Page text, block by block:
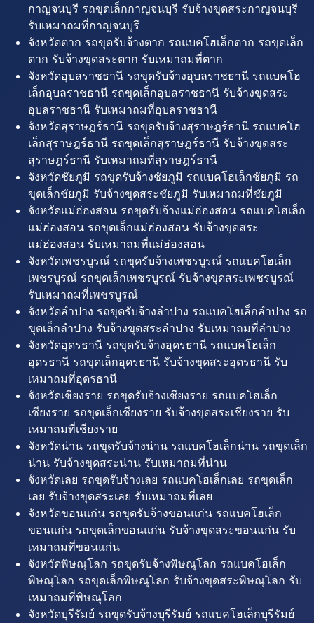
กาญจนบุรี รถขุดเล็กกาญจนบุรี รับจ้างขุดสระกาญจนบุรี
รับเหมาถมที่กาญจนบุรี
จังหวัดตาก รถขุดรับจ้างตาก รถแบคโฮเล็กตาก รถขุดเล็ก
ตาก รับจ้างขุดสระตาก รับเหมาถมที่ตาก
จังหวัดอุบลราชธานี รถขุดรับจ้างอุบลราชธานี รถแบคโฮ
เล็กอุบลราชธานี รถขุดเล็กอุบลราชธานี รับจ้างขุดสระ
อุบลราชธานี รับเหมาถมที่อุบลราชธานี
จังหวัดสุราษฎร์ธานี รถขุดรับจ้างสุราษฎร์ธานี รถแบคโฮ
เล็กสุราษฎร์ธานี รถขุดเล็กสุราษฎร์ธานี รับจ้างขุดสระ
สุราษฎร์ธานี รับเหมาถมที่สุราษฎร์ธานี
จังหวัดชัยภูมิ รถขุดรับจ้างชัยภูมิ รถแบคโฮเล็กชัยภูมิ รถ
ขุดเล็กชัยภูมิ รับจ้างขุดสระชัยภูมิ รับเหมาถมที่ชัยภูมิ
จังหวัดแม่ฮ่องสอน รถขุดรับจ้างแม่ฮ่องสอน รถแบคโฮเล็ก
แม่ฮ่องสอน รถขุดเล็กแม่ฮ่องสอน รับจ้างขุดสระ
แม่ฮ่องสอน รับเหมาถมที่แม่ฮ่องสอน
จังหวัดเพชรบูรณ์ รถขุดรับจ้างเพชรบูรณ์ รถแบคโฮเล็ก
เพชรบูรณ์ รถขุดเล็กเพชรบูรณ์ รับจ้างขุดสระเพชรบูรณ์
รับเหมาถมที่เพชรบูรณ์
จังหวัดลำปาง รถขุดรับจ้างลำปาง รถแบคโฮเล็กลำปาง รถ
ขุดเล็กลำปาง รับจ้างขุดสระลำปาง รับเหมาถมที่ลำปาง
จังหวัดอุดรธานี รถขุดรับจ้างอุดรธานี รถแบคโฮเล็ก
อุดรธานี รถขุดเล็กอุดรธานี รับจ้างขุดสระอุดรธานี รับ
เหมาถมที่อุดรธานี
จังหวัดเชียงราย รถขุดรับจ้างเชียงราย รถแบคโฮเล็ก
เชียงราย รถขุดเล็กเชียงราย รับจ้างขุดสระเชียงราย รับ
เหมาถมที่เชียงราย
จังหวัดน่าน รถขุดรับจ้างน่าน รถแบคโฮเล็กน่าน รถขุดเล็ก
น่าน รับจ้างขุดสระน่าน รับเหมาถมที่น่าน
จังหวัดเลย รถขุดรับจ้างเลย รถแบคโฮเล็กเลย รถขุดเล็ก
เลย รับจ้างขุดสระเลย รับเหมาถมที่เลย
จังหวัดขอนแก่น รถขุดรับจ้างขอนแก่น รถแบคโฮเล็ก
ขอนแก่น รถขุดเล็กขอนแก่น รับจ้างขุดสระขอนแก่น รับ
เหมาถมที่ขอนแก่น
จังหวัดพิษณุโลก รถขุดรับจ้างพิษณุโลก รถแบคโฮเล็ก
พิษณุโลก รถขุดเล็กพิษณุโลก รับจ้างขุดสระพิษณุโลก รับ
เหมาถมที่พิษณุโลก
จังหวัดบุรีรัมย์ รถขุดรับจ้างบุรีรัมย์ รถแบคโฮเล็กบุรีรัมย์